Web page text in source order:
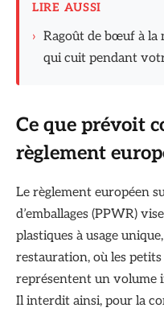
LIRE AUSSI
› Ragoût de bœuf à la
qui cuit pendant
Ce que prévoit
règlement
Le règlement européen
d’emballages (PPWR)
plastiques à usage
restauration, où les
représentent un volume
Il interdit ainsi, pour la